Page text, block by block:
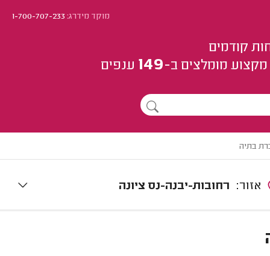
מוקד מידרג:1-700-707-233
קודמים
מקצוע מומלצים ב-149 ענפים
בתיה
רחובות-יבנה-נס ציונה